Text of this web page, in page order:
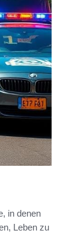
in denen
Leben zu